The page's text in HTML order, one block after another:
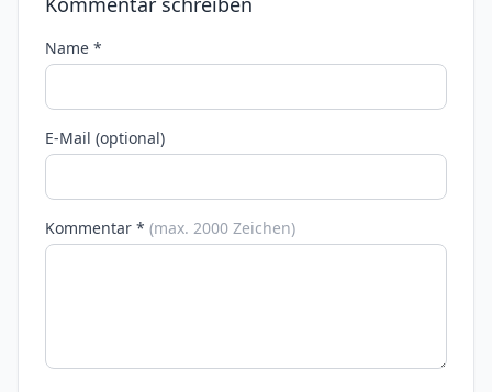
Name *
E-Mail (optional)
Kommentar * (max. 2000 Zeichen)